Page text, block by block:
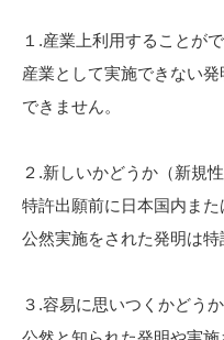
１.産業上利用することが
産業として実施できない
できません。
２.新しいかどうか（新規性
特許出願前に日本国内また
公然実施をされた発明は特
３.容易に思いつくかどうか